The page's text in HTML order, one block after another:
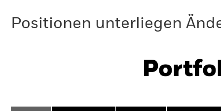
Positionen unterliegen